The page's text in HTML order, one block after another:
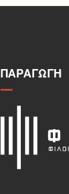
ΠΑΡΑΓΩΓΉ